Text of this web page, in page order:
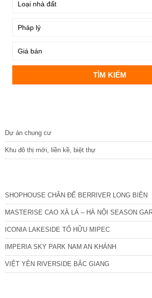
Dự án chung cư
Khu đô thị mới, liền kề, biệt thự
SHOPHOUSE CHÂN ĐẾ BERRIVER LONG BIÊN
MASTERISE CAO XÀ LÁ – HÀ NỘI SEASON
ICONIA LAKESIDE TỐ HỮU MIPEC
IMPERIA SKY PARK NAM AN KHÁNH
VIỆT YÊN RIVERSIDE BẮC GIANG